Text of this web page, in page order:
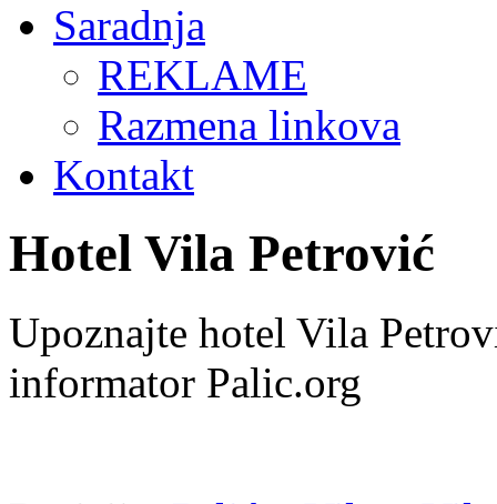
Saradnja
REKLAME
Razmena linkova
Kontakt
Hotel Vila Petrović
Upoznajte hotel Vila
informator Palic.org